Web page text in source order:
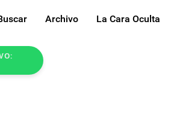
Archivo La Cara Oculta